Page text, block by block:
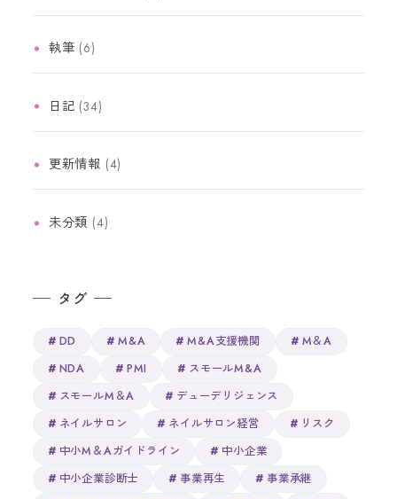
執筆 (6)
日記 (34)
更新情報 (4)
未分類 (4)
タグ
DD M&A M&A支援機関
M＆A
NDA
PMI
スモールM&A
スモールM＆A
デューデリジェンス
ネイルサロン
ネイルサロン経営
リスク
中小M＆Aガイドライン
中小企業
中小企業診断士
事業再生
事業承継